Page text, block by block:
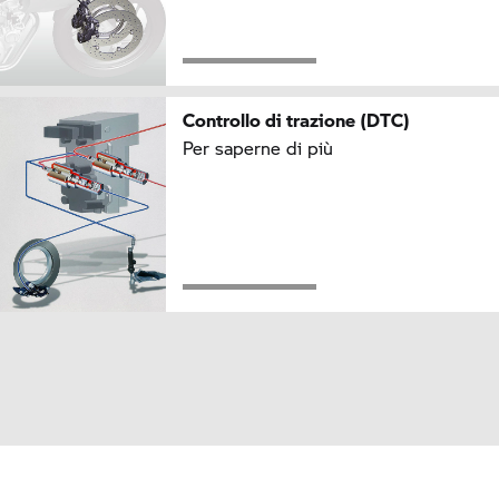
Controllo di trazione (DTC)
Per saperne di più